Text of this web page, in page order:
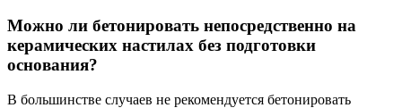
Можно ли бетонировать непосредственно на
керамических настилах без подготовки
основания?
В большинстве случаев не рекомендуется бетонировать